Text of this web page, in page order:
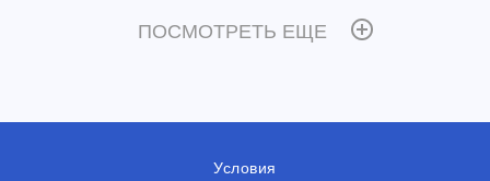
ПОСМОТРЕТЬ ЕЩЕ
Условия